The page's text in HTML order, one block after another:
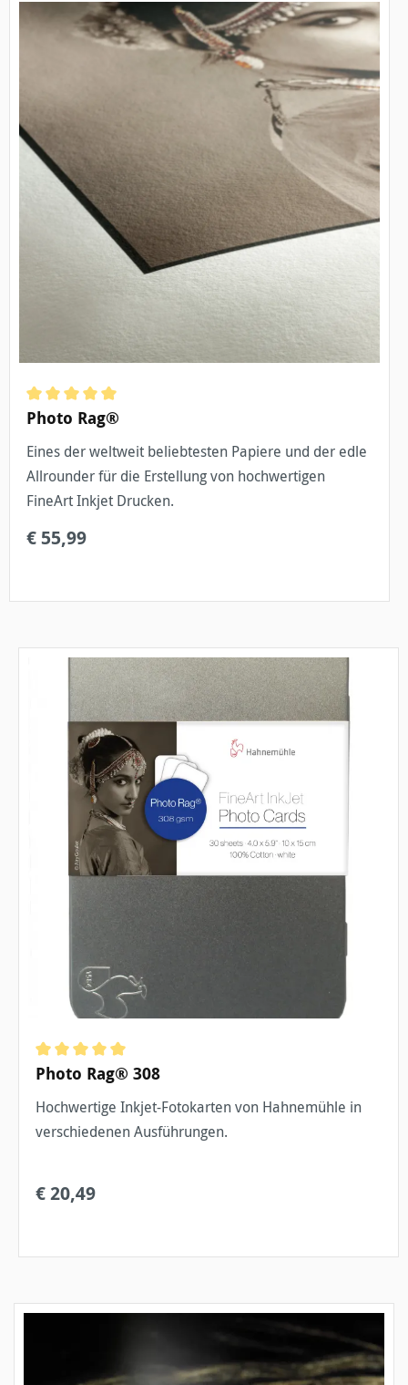
Durchschnittliche Bewertung von 5 von 5 Sternen
Photo Rag®
Eines der weltweit beliebtesten Papiere und der edle
Allrounder für die Erstellung von hochwertigen
FineArt Inkjet Drucken.
€ 55,99
Durchschnittliche Bewertung von 5 von 5 Sternen
Photo Rag® 308
Hochwertige Inkjet-Fotokarten von Hahnemühle in
verschiedenen Ausführungen.
€ 20,49